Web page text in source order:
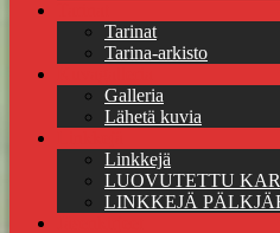
Tarinat
Tarina-arkisto
Galleria
Lähetä kuvia
Linkkejä
LUOVUTETTU
LINKKEJÄ